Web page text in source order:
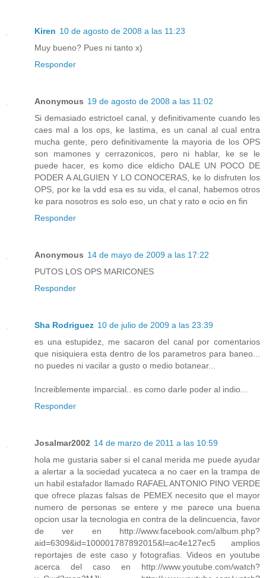
Kiren 10 de agosto de 2008 a las 11:23
Muy bueno? Pues ni tanto x)
Responder
Anonymous 19 de agosto de 2008 a las 11:02
Si demasiado estrictoel canal, y definitivamente cuando les
caes mal a los ops, ke lastima, es un canal al cual entra
mucha gente, pero definitivamente la mayoria de los OPS
son mamones y cerrazonicos, pero ni hablar, ke se le
puede hacer, es komo dice eldicho DALE UN POCO DE
PODER A ALGUIEN Y LO CONOCERAS, ke lo disfruten los
OPS, por ke la vdd esa es su vida, el canal, habemos otros
ke para nosotros es solo eso, un chat y rato e ocio en fin
Responder
Anonymous 14 de mayo de 2009 a las 17:22
PUTOS LOS OPS MARICONES
Responder
Sha Rodriguez 10 de julio de 2009 a las 23:39
es una estupidez, me sacaron del canal por comentarios
que nisiquiera esta dentro de los parametros para baneo...
no puedes ni vacilar a gusto o medio botanear...
Increiblemente imparcial.. es como darle poder al indio...
Responder
Josalmar2002 14 de marzo de 2011 a las 10:59
hola me gustaria saber si el canal merida me puede ayudar
a alertar a la sociedad yucateca a no caer en la trampa de
un habil estafador llamado RAFAEL ANTONIO PINO VERDE
que ofrece plazas falsas de PEMEX necesito que el mayor
numero de personas se entere y me parece una buena
opcion usar la tecnologia en contra de la delincuencia, favor
de ver en http://www.facebook.com/album.php?
aid=6309&id=100001787892015&l=ac4e127ec5 amplios
reportajes de este caso y fotografias. Videos en youtube
acerca del caso en http://www.youtube.com/watch?